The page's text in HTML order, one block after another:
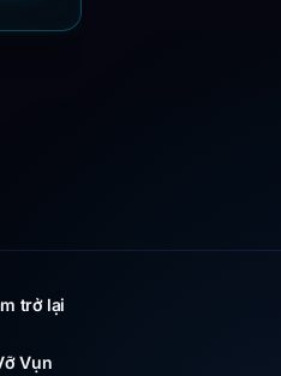
trở lại
Vụn